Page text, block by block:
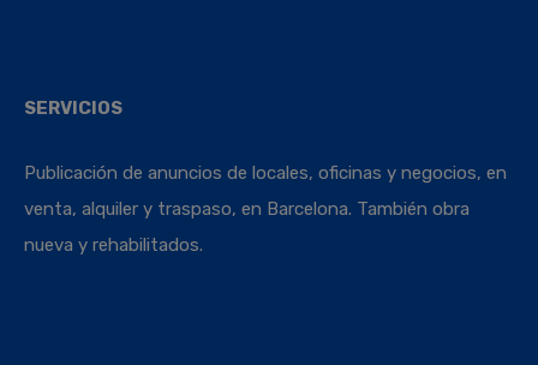
SERVICIOS
Publicación de anuncios de locales, oficinas y negocios, en
venta, alquiler y traspaso, en Barcelona. También obra
nueva y rehabilitados.